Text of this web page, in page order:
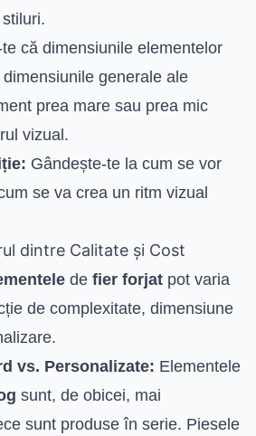
că dimensiunile elementelor
generale ale
prea mare sau prea mic
vizual.
Gândește-te la cum se vor
se va crea un ritm vizual
dintre Calitate și Cost
de fier forjat pot varia
de complexitate, dimensiune
vs. Personalizate: Elementele
sunt, de obicei, mai
sunt produse în serie. Piesele